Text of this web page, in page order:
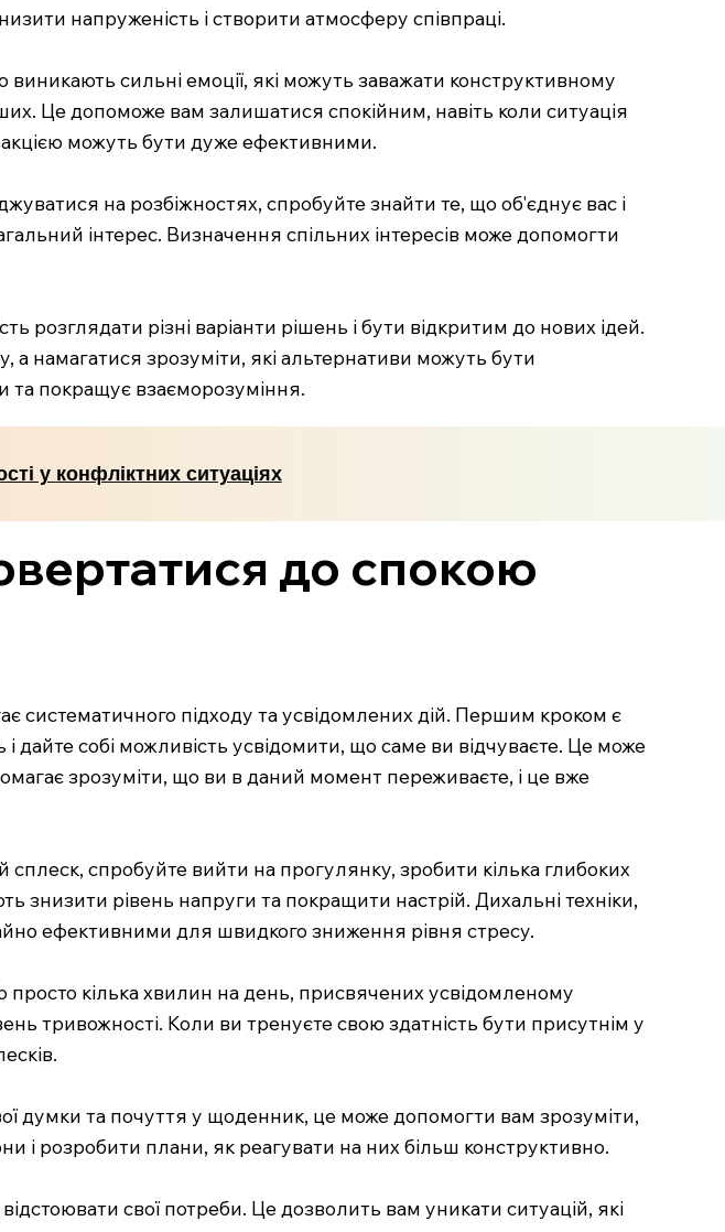
напруженість і створити атмосферу співпраці.
сильні емоції, які можуть заважати конструктивному
Це допоможе вам залишатися спокійним, навіть коли ситуація
можуть бути дуже ефективними.
на розбіжностях, спробуйте знайти те, що об'єднує вас і
інтерес. Визначення спільних інтересів може допомогти
розглядати різні варіанти рішень і бути відкритим до нових ідей.
а намагатися зрозуміти, які альтернативи можуть бути
та покращує взаєморозуміння.
у конфліктних ситуаціях
до спокою
систематичного підходу та усвідомлених дій. Першим кроком є
дайте собі можливість усвідомити, що саме ви відчуваєте. Це може
зрозуміти, що ви в даний момент переживаєте, і це вже
спробуйте вийти на прогулянку, зробити кілька глибоких
знизити рівень напруги та покращити настрій. Дихальні техніки,
ефективними для швидкого зниження рівня стресу.
просто кілька хвилин на день, присвячених усвідомленому
тривожності. Коли ви тренуєте свою здатність бути присутнім у
думки та почуття у щоденник, це може допомогти вам зрозуміти,
і розробити плани, як реагувати на них більш конструктивно.
свої потреби. Це дозволить вам уникати ситуацій, які